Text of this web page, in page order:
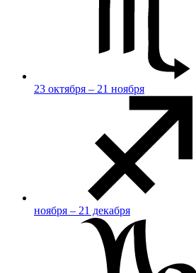
23 октября – 21 ноября
ноября – 21 декабря